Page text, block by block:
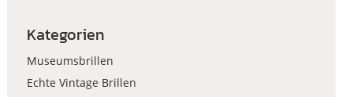
Kategorien
Museumsbrillen
Echte Vintage Brillen